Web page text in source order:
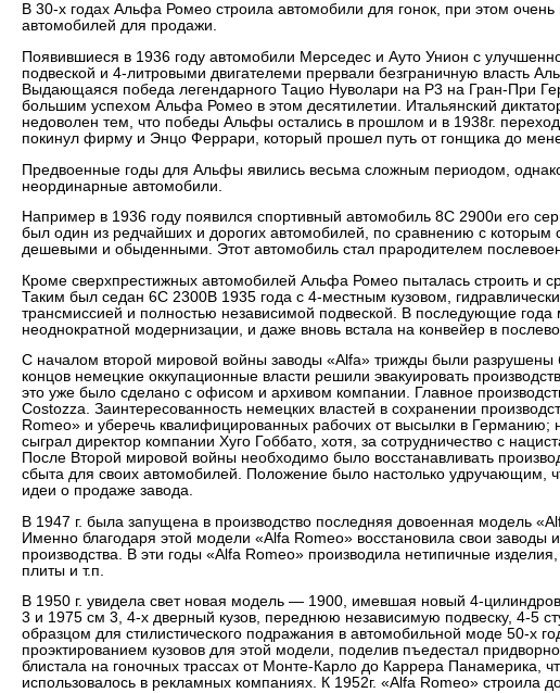
В 30-х годах Альфа Ромео строила автомобили для гонок, при этом
автомобилей для продажи.
Появившиеся в 1936 году автомобили Мерседес и Ауто Унион с
подвеской и 4-литровыми двигателеми прервали безграничную власть
Выдающаяся победа легендарного Тацио Нуволари на P3 на Гран-При
большим успехом Альфа Ромео в этом десятилетии. Итальянский
недоволен тем, что победы Альфы остались в прошлом и в 1938г.
покинул фирму и Энцо Феррари, который прошел путь от гонщика до
Предвоенные годы для Альфы явились весьма сложным периодом,
неординарные автомобили.
Например в 1936 году появился спортивный автомобиль 8С 2900и его
был один из редчайших и дорогих автомобилей, по сравнению с которым
дешевыми и обыденными. Этот автомобиль стал прародителем
Кроме сверхпрестижных автомобилей Альфа Ромео пыталась строить и
Таким был седан 6С 2300В 1935 года с 4-местным кузовом,
трансмиссией и полностью независимой подвеской. В последующие года
неоднократной модернизации, и даже вновь встала на конвейер в
С началом второй мировой войны заводы «Alfa» трижды были разрушены
концов немецкие оккупационные власти решили эвакуировать
это уже было сделано с офисом и архивом компании. Главное
Costozza. Заинтересованность немецких властей в сохранении
Romeo» и уберечь квалифицированных рабочих от высылки в Германию;
сыграл директор компании Хуго Гоббато, хотя, за сотрудничество с
После Второй мировой войны необходимо было восстанавливать
сбыта для своих автомобилей. Положение было настолько удручающим,
идеи о продаже завода.
В 1947 г. была запущена в производство последняя довоенная модель
Именно благодаря этой модели «Alfa Romeo» восстановила свои заводы
производства. В эти годы «Alfa Romeo» производила нетипичные изделия,
плиты и т.п.
В 1950 г. увидела свет новая модель — 1900, имевшая новый 4-
3 и 1975 см 3, 4-х дверный кузов, переднюю независимую подвеску, 4-5
образцом для стилистического подражания в автомобильной моде 50-х
проэктированием кузовов для этой модели, поделив пъедестал
блистала на гоночных трассах от Монте-Карло до Каррера Панамерика,
использовалось в рекламных компаниях. К 1952г. «Alfa Romeo» строила